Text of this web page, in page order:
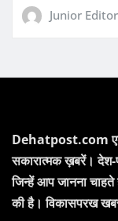
Junior
Dehatpost.com एक
सकारात्मक ख़बरें।
जिन्हें आप जानना
की है। विकासपरख